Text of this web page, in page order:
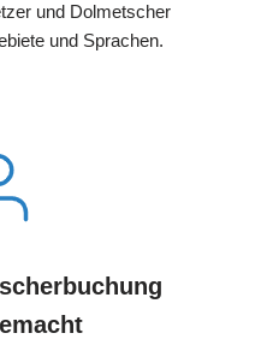
und Dolmetscher
und Sprachen.